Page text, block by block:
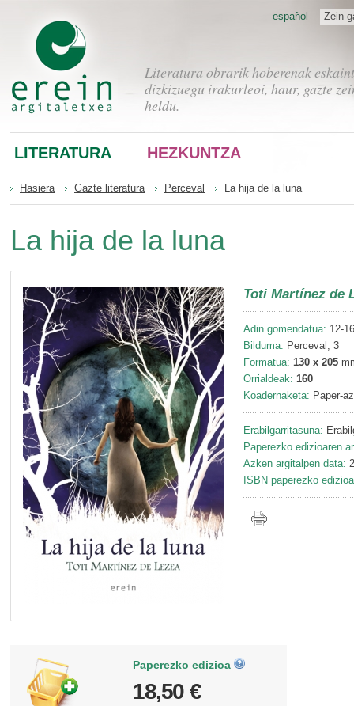
Literatura obrarik hoberenak
dizkizuegu irakurleoi, haur, gazte
heldu.
Zein
español
LITERATURA HEZKUNTZA
Hasiera Gazte literatura Perceval La hija de la luna
La hija de la luna
Toti Martínez de
Adin gomendatua: 12-
Bilduma: Perceval, 3
Formatua: 130 x 205
Orrialdeak: 160
Koadernaketa: Paper-
Erabilgarritasuna:
Paperezko edizioaren
Azken argitalpen data:
ISBN paperezko
Paperezko edizioa
18,50 €